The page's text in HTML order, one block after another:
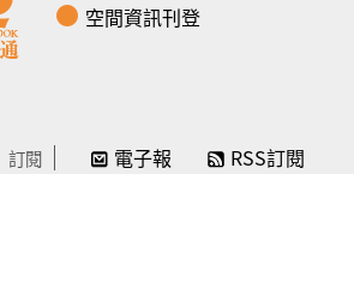
空間資訊刊登
訂閱 電子報 RSS訂閱